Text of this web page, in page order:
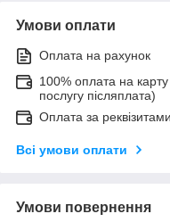
Умови оплати
Оплата на рахунок
100% оплата на
послугу післяплата)
Оплата за реквізитами
Всі умови оплати
Умови повернення